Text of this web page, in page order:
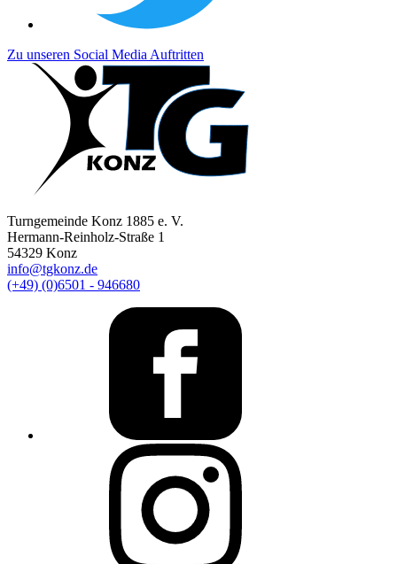
Zu unseren Social Media Auftritten
Turngemeinde Konz 1885 e. V.
Hermann-Reinholz-Straße 1
54329 Konz
info@tgkonz.de
(+49) (0)6501 - 946680